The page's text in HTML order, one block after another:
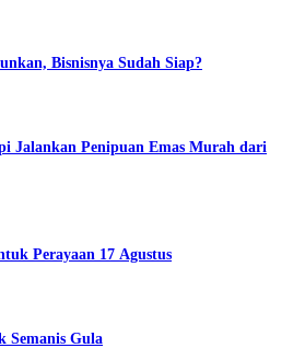
Bisnisnya Sudah Siap?
Jalankan Penipuan Emas Murah dari
Perayaan 17 Agustus
Semanis Gula